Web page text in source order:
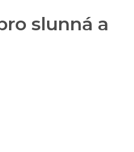
slunná a